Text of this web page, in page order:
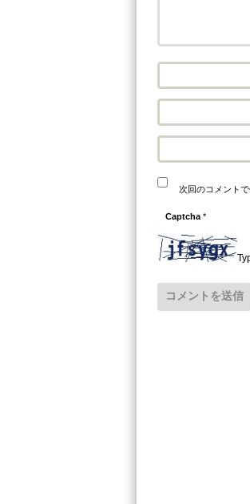
次回のコメント
Captcha*